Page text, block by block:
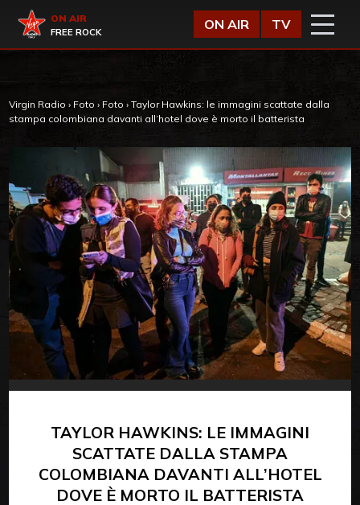
Virgin Radio
ON AIR
FREE ROCK
ON AIR TV
Virgin Radio › Foto › Foto › Taylor Hawkins: le immagini scattate dalla
stampa colombiana davanti all’hotel dove è morto il batterista
TAYLOR HAWKINS: LE IMMAGINI
SCATTATE DALLA STAMPA
COLOMBIANA DAVANTI ALL’HOTEL
DOVE È MORTO IL BATTERISTA